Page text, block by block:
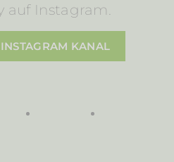
auf Instagram.
KANAL